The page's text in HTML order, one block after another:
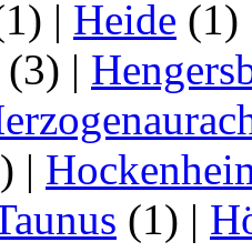
| Heide (1)
(3) |
|
(1) |